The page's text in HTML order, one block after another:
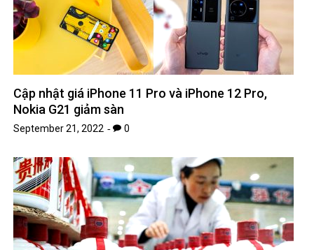
Cập nhật giá iPhone 11 Pro và iPhone 12 Pro,
Nokia G21 giảm sàn
September 21, 2022 0